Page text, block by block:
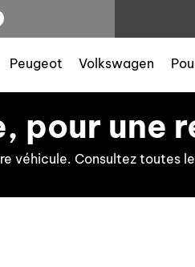
Peugeot Volkswagen
pour une
véhicule. Consultez